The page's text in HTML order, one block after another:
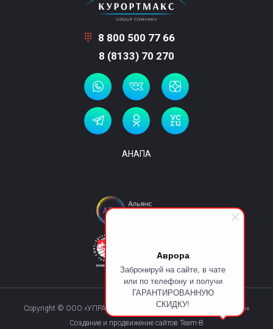
Аврора
Забронируй на сайте, в чате
или по телефону и получи
ГАРАНТИРОВАННУЮ
СКИДКУ!
8 800 500 77 66
8 (8133) 70 270
АНАПА
Copyright © ООО «УПРАВЛЯЮЩАЯ КОМПАНИЯ «КУРОРТМАКС»»
Создание и продвижение сайтов Team-B